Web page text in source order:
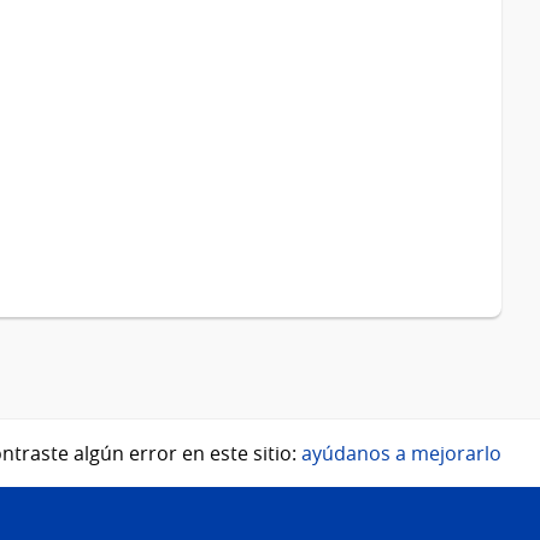
algún error en este sitio: ayúdanos a mejorarlo